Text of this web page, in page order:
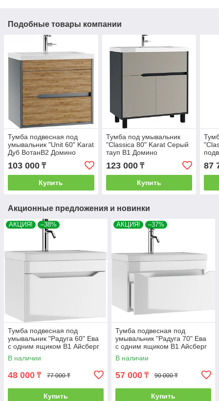
Подобные товары компании
Тумба подвесная под
умывальник "Unit 60" Karat
Дуб ВотанВ2 Домино
103 000 ₸
Купить
Тумба под умывальник
"Classica 80" Karat Серый
тауп В1 Домино
123 000₸
Купить
87
Акционные предложения и новинки
АКЦИЯ! –38%
Тумба подвесная под
умывальник "Радуга 60" Ева
с одним ящиком В1 Айсберг
В наличии
48 000 ₸ 77 000 ₸
Купить
АКЦИЯ! –37%
Тумба подвесная под
умывальник "Радуга 70" Ева
с одним ящиком В1 Айсберг
В наличии
57 000 ₸ 90 000 ₸
Купить